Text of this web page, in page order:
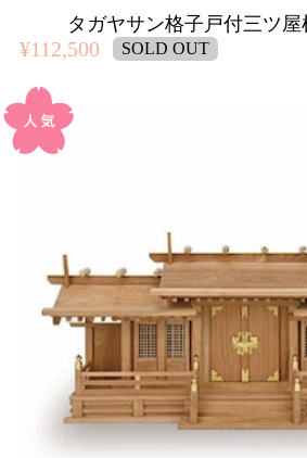
タガヤサン格子戸付三ツ屋
¥112,500 SOLD OUT